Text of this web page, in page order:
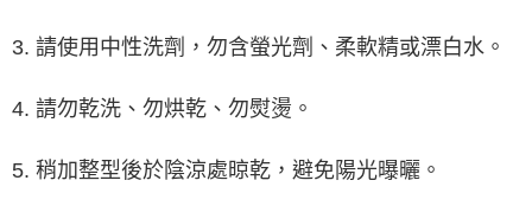
3. 請使用中性洗劑，勿含螢光劑、柔軟精或漂白水。
4. 請勿乾洗、勿烘乾、勿熨燙。
5. 稍加整型後於陰涼處晾乾，避免陽光曝曬。